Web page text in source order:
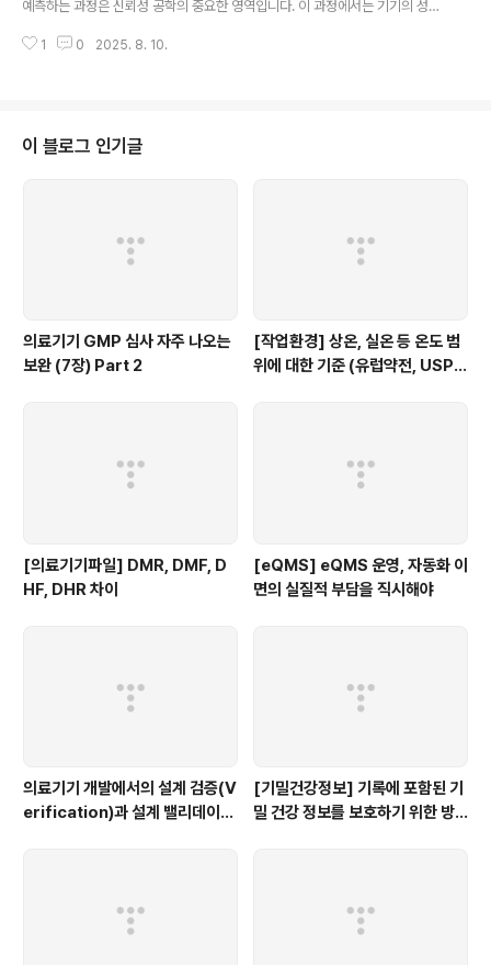
예측하는 과정은 신뢰성 공학의 중요한 영역입니다. 이 과정에서는 기기의 성능
의 수명을 결정하는 데 있어 몇 가지 접근 방식이 있으며, 각각의 방식은 특정 상
명을 평가하여 전체 기기의 수명을 추정하는 방식입니다. 이 접근 방식은 기기
의 성능과 직접적으로 연관된 중요한 부품들에 초점을 맞춥니다. 크리티컬 컴포
1 0 2025. 8. 10.
이 블로그 인기글
의료기기 GMP 심사 자주 나오는
보완 (7장) Part 2
[작업환경] 상온, 실온 등 온도 범
위에 대한 기준 (유럽약전, USP,
[의료기기파일] DMR, DMF, D
HF, DHR 차이
[eQMS] eQMS 운영, 자동화 이
면의 실질적 부담을 직시해야
의료기기 개발에서의 설계 검증(V
erification)과 설계 밸리데이션
[기밀건강정보] 기록에 포함된 기
밀 건강 정보를 보호하기 위한 방